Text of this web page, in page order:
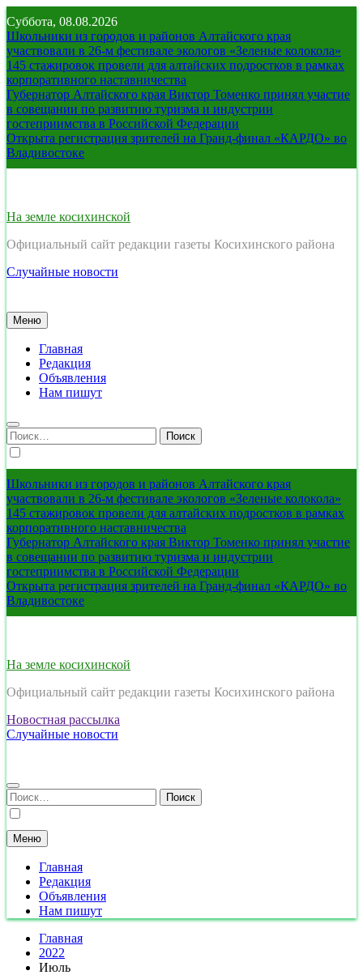
Перейти
к
содержимому
Суббота, 08.08.2026
Школьники из городов и районов Алтайского края
участвовали в 26-м фестивале экологов «Зеленые колокола»
145 стажировок провели для алтайских подростков в рамках
корпоративного наставничества
Губернатор Алтайского края Виктор Томенко принял участие
в совещании по развитию туризма и индустрии
гостеприимства в Российской Федерации
Открыта регистрация зрителей на Гранд-финал «КАРДО» во
Владивостоке
На земле косихинской
Официальный сайт редакции газеты Косихинского района
Случайные новости
Меню
Главная
Редакция
Объявления
Нам пишут
Найти:
Школьники из городов и районов Алтайского края
участвовали в 26-м фестивале экологов «Зеленые колокола»
145 стажировок провели для алтайских подростков в рамках
корпоративного наставничества
Губернатор Алтайского края Виктор Томенко принял участие
в совещании по развитию туризма и индустрии
гостеприимства в Российской Федерации
Открыта регистрация зрителей на Гранд-финал «КАРДО» во
Владивостоке
На земле косихинской
Официальный сайт редакции газеты Косихинского района
Новостная рассылка
Случайные новости
Найти:
Меню
Главная
Редакция
Объявления
Нам пишут
Главная
2022
Июль